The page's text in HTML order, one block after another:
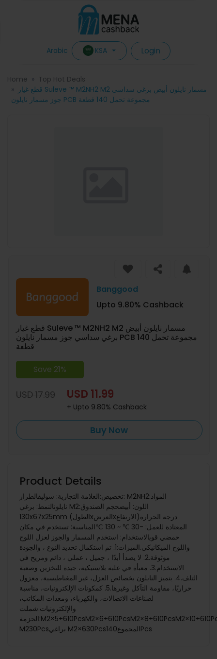
Arabic KSA Login
Home
Top Hot Deals
قطع غيار Suleve ™ M2NH2 M2 مسمار نايلون أبيض برغي سداسي
جوز مسمار نايلون PCB مجموعة تحمل 140 قطعة
Banggood
Upto 9.80% Cashback
قطع غيار Suleve ™ M2NH2 M2 مسمار نايلون أبيض
برغي سداسي جوز مسمار نايلون PCB مجموعة تحمل 140
قطعة
Save 21%
USD 17.99 USD 11.99
+ Upto 9.80% Cashback
Buy Now
Product Details
تخصيص:العلامة التجارية: سوليفالطراز: M2NH2المواد:
نايلونالنمط: برغي M2اللون: أبيضحجم الصندوق:
130x67x25mm (الطولxالعرضxالارتفاع)درجة الحرارة
المعتادة للعمل: -30 ℃ ~ 130 ℃المناسبة: تستخدم في مكان
حمضي قويالاستخدام: استخدم المسمار والجوز لعزل اللوح
واللوح الميكانيكي.الميزات:1. تم استكمال تحديد النوع ، والجودة
موثوقة.2. لا يصدأ أبدًا ، جميل ، عملي ، دائم ومريح في
الاستخدام.3. معبأة في علبة بلاستيكية، جيدة للتخزين وصعبة
التلف.4. يتميز النايلون بخصائص العزل، غير المغناطيسية، معزول
حراريًا، مقاومة التآكل وغيرها.5. كمكونات الإلكترونيات، مناسبة
لصناعات الاتصالات، والكهرباء، ومعدات المكاتب،
والإلكترونيات.شملت
الحزمة:M2×5+610PcsM2×6+610PcsM2×8+610PcsM2×10+610PcsM2×12+610PcsM2×15+610PcsM2x18+610PcsM2×20+610Pcsجوز
M230Pcsبراغي M2×630Pcsالمجموع140Pcs